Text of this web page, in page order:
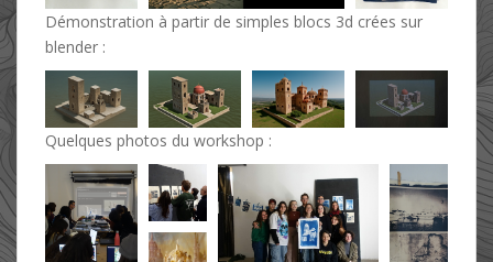
Démonstration à partir de simples blocs 3d crées sur
blender :
Quelques photos du workshop :